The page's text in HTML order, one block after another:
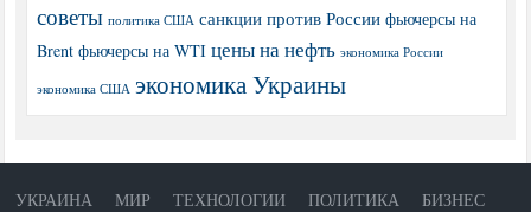
советы политика США санкции против России фьючерсы на
Brent фьючерсы на WTI цены на нефть экономика России
экономика США экономика Украины
УКРАИНА МИР ТЕХНОЛОГИИ ПОЛИТИКА
БИЗНЕС